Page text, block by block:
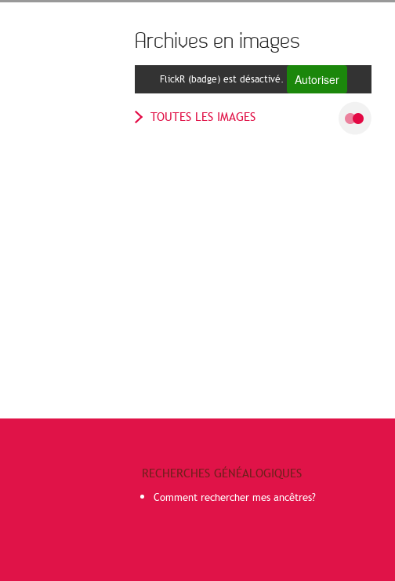
Archives en images
FlickR (badge) est désactivé. Autoriser
TOUTES LES IMAGES
RECHERCHES GÉNÉALOGIQUES
Comment rechercher mes ancêtres?